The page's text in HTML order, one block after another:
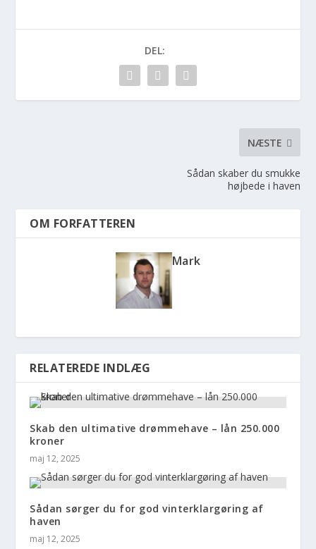
DEL:
NÆSTE
Sådan skaber du smukke
højbede i haven
OM FORFATTEREN
Mark
RELATEREDE INDLÆG
Skab den ultimative drømmehave – lån 250.000
kroner
maj 12, 2025
Sådan sørger du for god vinterklargøring af
haven
maj 12, 2025